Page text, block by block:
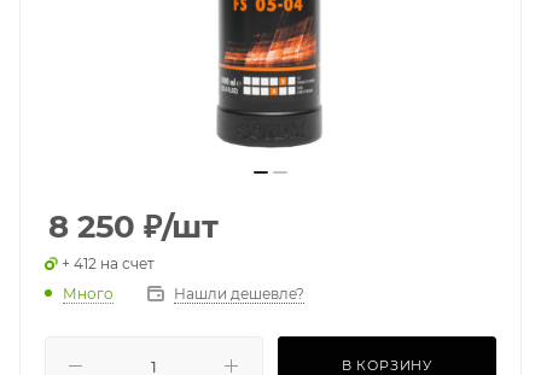
8 250 ₽/шт
+ 412 на счет
Много
Нашли дешевле?
В КОРЗИНУ